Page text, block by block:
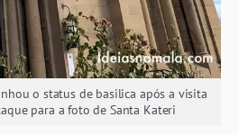
o status de basilica após a visita
para a foto de Santa Kateri